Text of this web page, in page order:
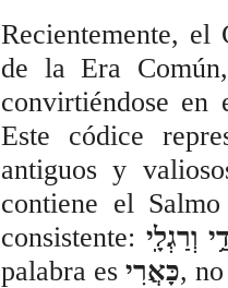
Recientemente, el
de la Era
convirtiéndose
Este códice
antiguos y
contiene el
consistente: וְרַגְלָֽי
palabra es כָּאֲרִי,